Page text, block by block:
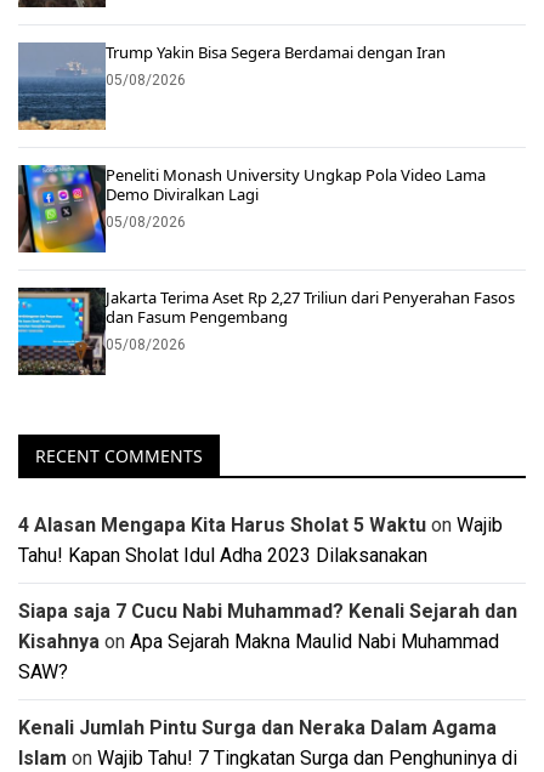
Trump Yakin Bisa Segera Berdamai dengan Iran
05/08/2026
Peneliti Monash University Ungkap Pola Video Lama
Demo Diviralkan Lagi
05/08/2026
Jakarta Terima Aset Rp 2,27 Triliun dari Penyerahan Fasos
dan Fasum Pengembang
05/08/2026
RECENT COMMENTS
4 Alasan Mengapa Kita Harus Sholat 5 Waktu on Wajib
Tahu! Kapan Sholat Idul Adha 2023 Dilaksanakan
Siapa saja 7 Cucu Nabi Muhammad? Kenali Sejarah dan
Kisahnya on Apa Sejarah Makna Maulid Nabi Muhammad
SAW?
Kenali Jumlah Pintu Surga dan Neraka Dalam Agama
Islam on Wajib Tahu! 7 Tingkatan Surga dan Penghuninya di